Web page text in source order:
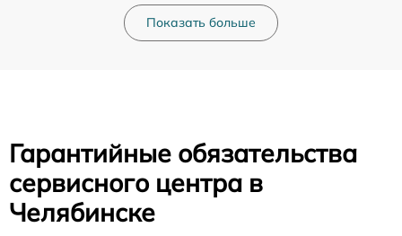
Показать больше
Гарантийные обязательства
сервисного центра в
Челябинске